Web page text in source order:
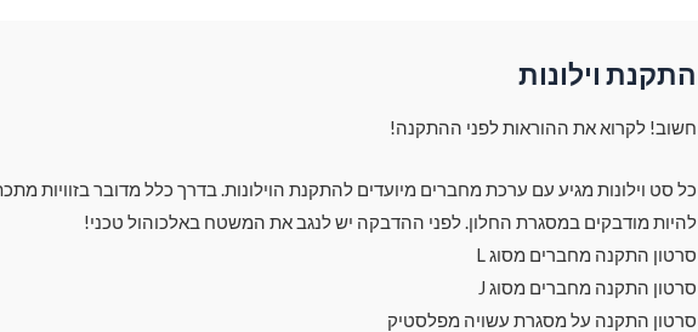
התקנת וילונות
חשוב! לקרוא את ההוראות לפני ההתקנה!
כל סט וילונות מגיע עם ערכת מחברים מיועדים להתקנת הוילונות. בדרך כלל מדובר בזוויות
להיות מודבקים במסגרת החלון. לפני ההדבקה יש לנגב את המשטח באלכוהול טכני!
סרטון התקנה מחברים מסוג L
סרטון התקנה מחברים מסוג J
סרטון התקנה על מסגרת עשויה מפלסטיק